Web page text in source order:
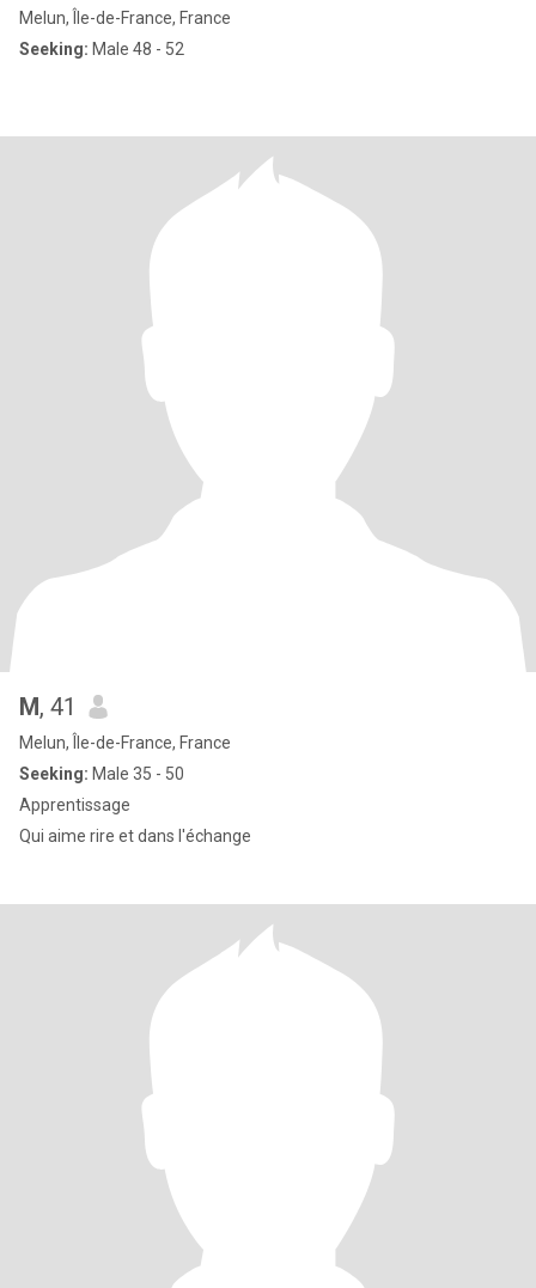
Melun, Île-de-France, France
Seeking: Male 48 - 52
M, 41
Melun, Île-de-France, France
Seeking: Male 35 - 50
Apprentissage
Qui aime rire et dans l'échange